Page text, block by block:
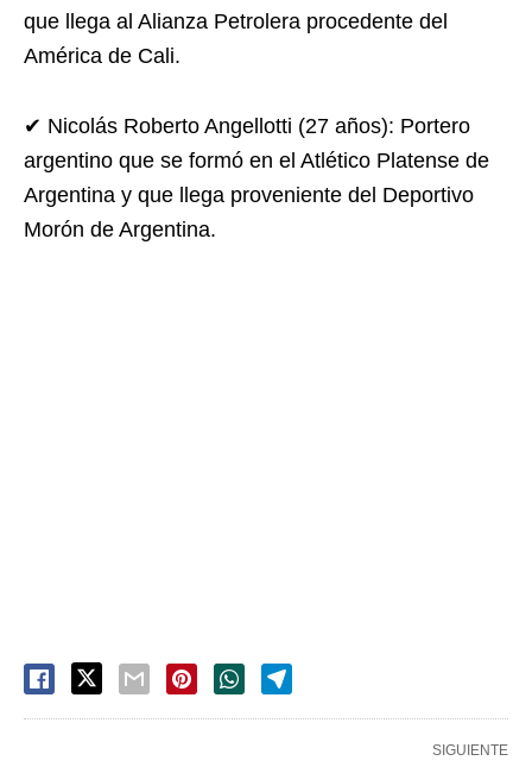
que llega al Alianza Petrolera procedente del
América de Cali.
✔ Nicolás Roberto Angellotti (27 años): Portero
argentino que se formó en el Atlético Platense de
Argentina y que llega proveniente del Deportivo
Morón de Argentina.
SIGUIENTE